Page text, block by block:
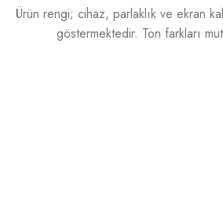
Ürün rengi; cihaz, parlaklık ve ekran
göstermektedir. Ton farkları